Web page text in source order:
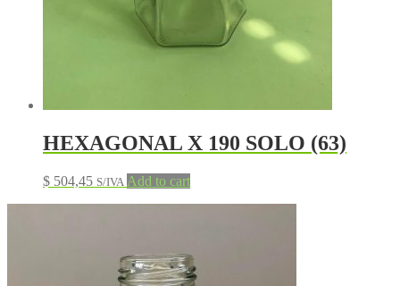
HEXAGONAL X 190 SOLO (63)
$ 504,45 S/IVA Add to cart